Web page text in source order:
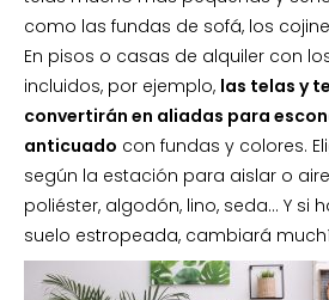
como las fundas de sofá, los
En pisos o casas de alquiler con
incluidos, por ejemplo, las telas y
convertirán en aliadas para
anticuado con fundas y colores.
según la estación para aislar o
poliéster, algodón, lino, seda… Y si
suelo estropeada, cambiará